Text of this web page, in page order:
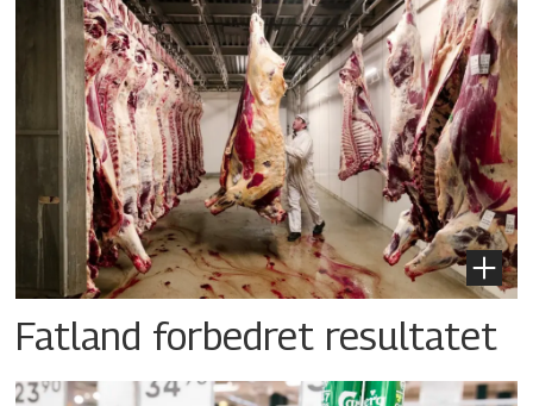
Fatland forbedret resultatet